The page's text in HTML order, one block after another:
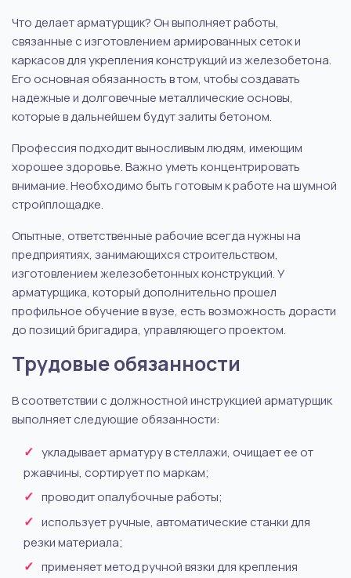
Что делает арматурщик? Он выполняет работы,
связанные с изготовлением армированных сеток и
каркасов для укрепления конструкций из железобетона.
Его основная обязанность в том, чтобы создавать
надежные и долговечные металлические основы,
которые в дальнейшем будут залиты бетоном.
Профессия подходит выносливым людям, имеющим
хорошее здоровье. Важно уметь концентрировать
внимание. Необходимо быть готовым к работе на шумной
стройплощадке.
Опытные, ответственные рабочие всегда нужны на
предприятиях, занимающихся строительством,
изготовлением железобетонных конструкций. У
арматурщика, который дополнительно прошел
профильное обучение в вузе, есть возможность дорасти
до позиций бригадира, управляющего проектом.
Трудовые обязанности
В соответствии с должностной инструкцией арматурщик
выполняет следующие обязанности:
укладывает арматуру в стеллажи, очищает ее от
ржавчины, сортирует по маркам;
проводит опалубочные работы;
использует ручные, автоматические станки для
резки материала;
применяет метод ручной вязки для крепления